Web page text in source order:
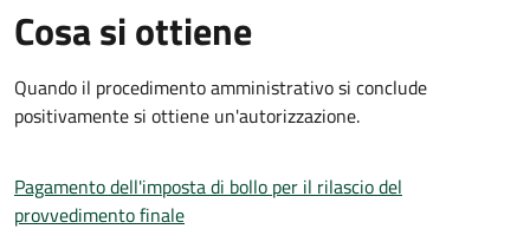
Cosa si ottiene
Quando il procedimento amministrativo si conclude
positivamente si ottiene un'autorizzazione.
Pagamento dell'imposta di bollo per il rilascio del
provvedimento finale